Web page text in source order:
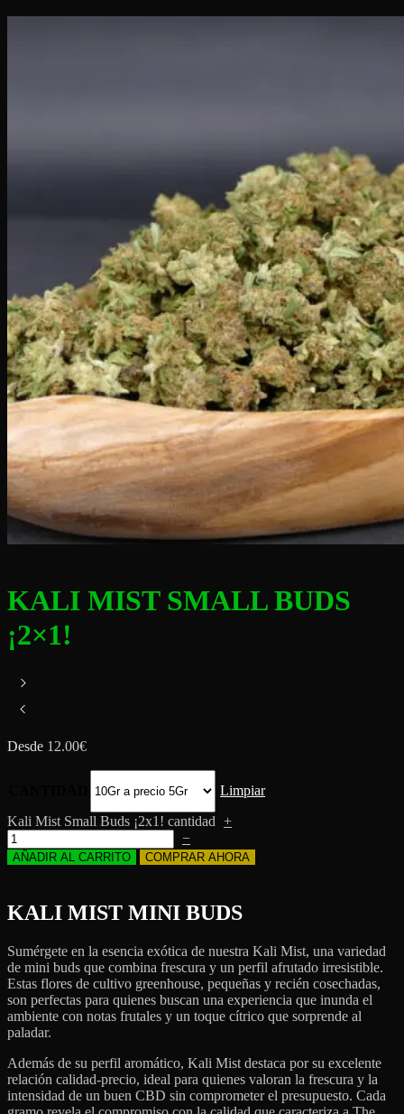
KALI MIST SMALL BUDS
¡2×1!
Desde 12.00€
Limpiar
Kali Mist Small Buds ¡2x1! cantidad +
−
AÑADIR AL CARRITO COMPRAR AHORA
KALI MIST MINI BUDS
Sumérgete en la esencia exótica de nuestra Kali Mist, una variedad
de mini buds que combina frescura y un perfil afrutado irresistible.
Estas flores de cultivo greenhouse, pequeñas y recién cosechadas,
son perfectas para quienes buscan una experiencia que inunda el
ambiente con notas frutales y un toque cítrico que sorprende al
paladar.
Además de su perfil aromático, Kali Mist destaca por su excelente
relación calidad-precio, ideal para quienes valoran la frescura y la
intensidad de un buen CBD sin comprometer el presupuesto. Cada